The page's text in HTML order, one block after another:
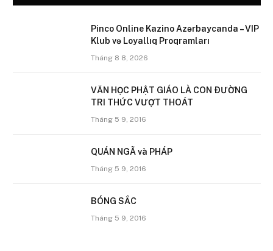
Pinco Online Kazino Azərbaycanda – VIP
Klub və Loyallıq Proqramları
Tháng 8 8, 2026
VĂN HỌC PHẬT GIÁO LÀ CON ÐƯỜNG
TRI THỨC VƯỢT THOÁT
Tháng 5 9, 2016
QUÁN NGÃ và PHÁP
Tháng 5 9, 2016
BÓNG SẮC
Tháng 5 9, 2016